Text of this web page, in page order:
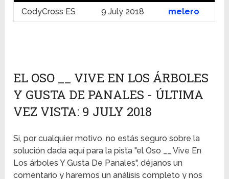
CodyCross ES 9 July 2018 melero
EL OSO __ VIVE EN LOS ÁRBOLES
Y GUSTA DE PANALES - ÚLTIMA
VEZ VISTA: 9 JULY 2018
Si, por cualquier motivo, no estás seguro sobre la
solución dada aquí para la pista "el Oso __ Vive En
Los árboles Y Gusta De Panales", déjanos un
comentario y haremos un análisis completo y nos